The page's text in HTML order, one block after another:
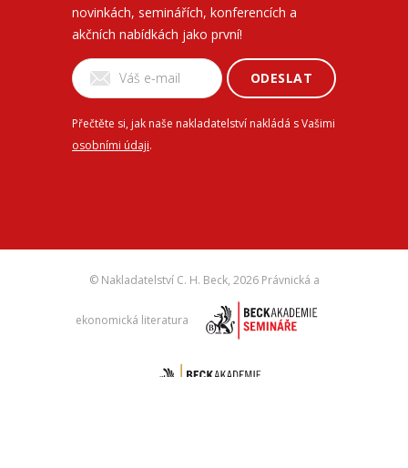
novinkách, seminářích, konferencích a
akčních nabídkách jako první!
ODESLAT
Přečtěte si, jak naše nakladatelství nakládá s Vašimi
osobními údaji.
© Nakladatelství C. H. Beck, 2026 Právnická a
ekonomická literatura